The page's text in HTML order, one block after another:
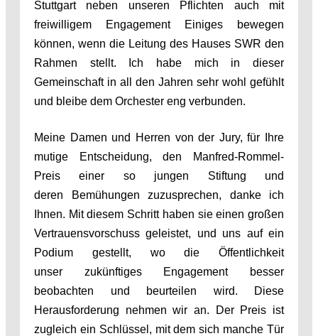
Stuttgart neben unseren Pflichten auch mit
freiwilligem Engagement Einiges bewegen
können, wenn die Leitung des Hauses SWR den
Rahmen stellt. Ich habe mich in dieser
Gemeinschaft in all den Jahren sehr wohl gefühlt
und bleibe dem Orchester eng verbunden.
Meine Damen und Herren von der Jury, für Ihre
mutige Entscheidung, den Manfred-Rommel-
Preis einer so jungen Stiftung und
deren Bemühungen zuzusprechen, danke ich
Ihnen. Mit diesem Schritt haben sie einen großen
Vertrauensvorschuss geleistet, und uns auf ein
Podium gestellt, wo die Öffentlichkeit
unser zukünftiges Engagement besser
beobachten und beurteilen wird. Diese
Herausforderung nehmen wir an. Der Preis ist
zugleich ein Schlüssel, mit dem sich manche Tür